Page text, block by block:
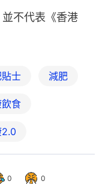
並不代表《香港
士 減肥
食
0 0